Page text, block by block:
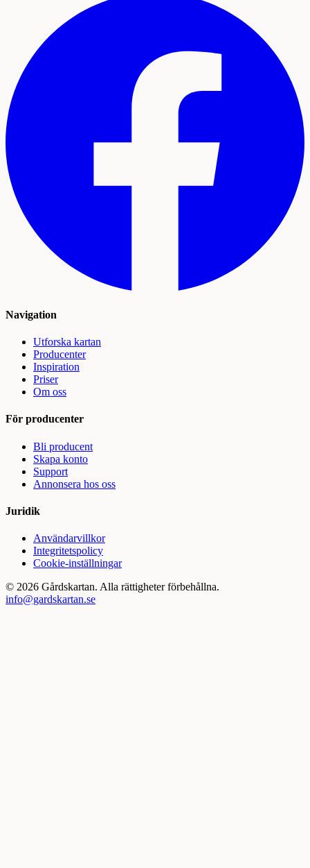
Navigation
Utforska kartan
Producenter
Inspiration
Priser
Om oss
För producenter
Bli producent
Skapa konto
Support
Annonsera hos oss
Juridik
Användarvillkor
Integritetspolicy
Cookie-inställningar
© 2026 Gårdskartan. Alla rättigheter förbehållna.
info@gardskartan.se